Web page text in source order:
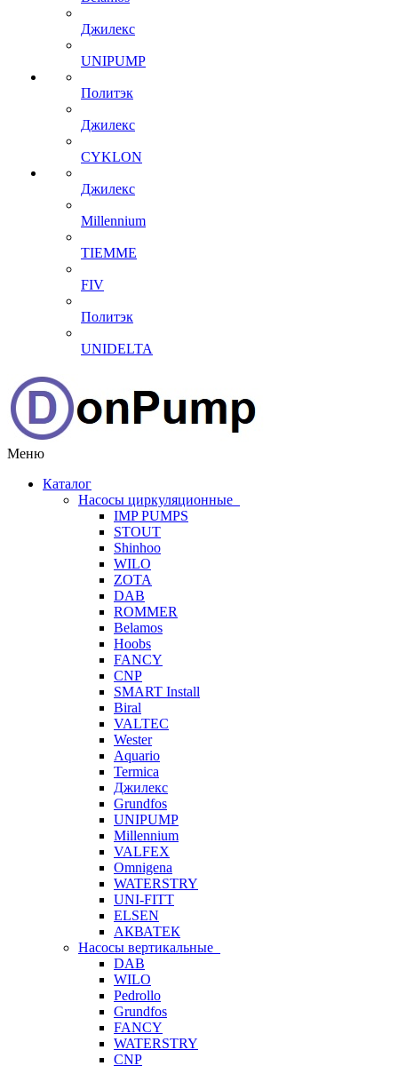
Джилекс
UNIPUMP
Политэк
Джилекс
CYKLON
Джилекс
Millennium
TIEMME
FIV
Политэк
UNIDELTA
Меню
Каталог
Насосы циркуляционные
IMP PUMPS
STOUT
Shinhoo
WILO
ZOTA
DAB
ROMMER
Belamos
Hoobs
FANCY
CNP
SMART Install
Biral
VALTEC
Wester
Aquario
Termica
Джилекс
Grundfos
UNIPUMP
Millennium
VALFEX
Omnigena
WATERSTRY
UNI-FITT
ELSEN
АКВАТЕК
Насосы вертикальные
DAB
WILO
Pedrollo
Grundfos
FANCY
WATERSTRY
CNP